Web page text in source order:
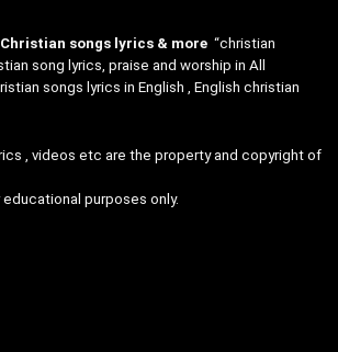
songs lyrics & more “christian
song lyrics, praise and worship in All
songs lyrics in English , English christian
, videos etc are the property and copyright of
purposes only.